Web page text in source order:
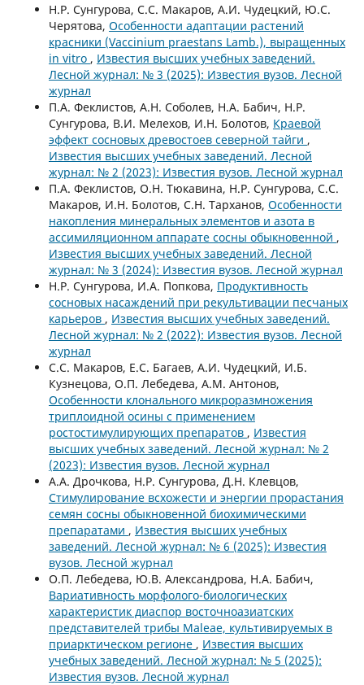
Н.Р. Сунгурова, С.С. Макаров, А.И. Чудецкий, Ю.С.
Черятова, Особенности адаптации растений
красники (Vaccinium praestans Lamb.), выращенных
in vitro , Известия высших учебных заведений.
Лесной журнал: № 3 (2025): Известия вузов. Лесной
журнал
П.А. Феклистов, А.Н. Соболев, Н.А. Бабич, Н.Р.
Сунгурова, В.И. Мелехов, И.Н. Болотов, Краевой
эффект сосновых древостоев северной тайги ,
Известия высших учебных заведений. Лесной
журнал: № 2 (2023): Известия вузов. Лесной журнал
П.А. Феклистов, О.Н. Тюкавина, Н.Р. Сунгурова, С.С.
Макаров, И.Н. Болотов, С.Н. Тарханов, Особенности
накопления минеральных элементов и азота в
ассимиляционном аппарате сосны обыкновенной ,
Известия высших учебных заведений. Лесной
журнал: № 3 (2024): Известия вузов. Лесной журнал
Н.Р. Сунгурова, И.А. Попкова, Продуктивность
сосновых насаждений при рекультивации песчаных
карьеров , Известия высших учебных заведений.
Лесной журнал: № 2 (2022): Известия вузов. Лесной
журнал
С.С. Макаров, Е.С. Багаев, А.И. Чудецкий, И.Б.
Кузнецова, О.П. Лебедева, А.М. Антонов,
Особенности клонального микроразмножения
триплоидной осины с применением
ростостимулирующих препаратов , Известия
высших учебных заведений. Лесной журнал: № 2
(2023): Известия вузов. Лесной журнал
А.А. Дрочкова, Н.Р. Сунгурова, Д.Н. Клевцов,
Стимулирование всхожести и энергии прорастания
семян сосны обыкновенной биохимическими
препаратами , Известия высших учебных
заведений. Лесной журнал: № 6 (2025): Известия
вузов. Лесной журнал
О.П. Лебедева, Ю.В. Александрова, Н.А. Бабич,
Вариативность морфолого-биологических
характеристик диаспор восточноазиатских
представителей трибы Maleae, культивируемых в
приарктическом регионе , Известия высших
учебных заведений. Лесной журнал: № 5 (2025):
Известия вузов. Лесной журнал